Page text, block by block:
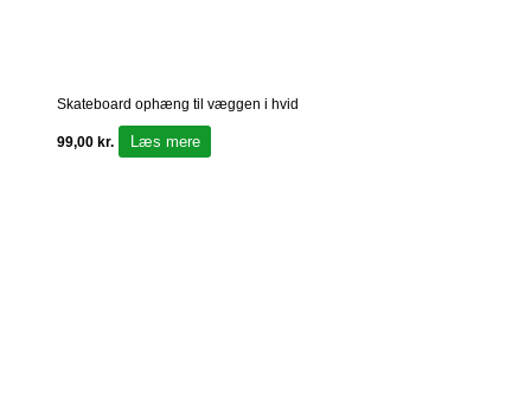
Skateboard ophæng til væggen i hvid
99,00 kr. Læs mere